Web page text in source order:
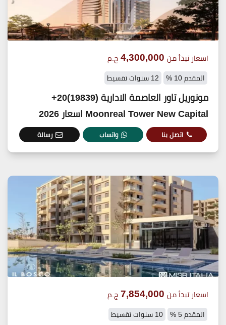
اسعار تبدأ من 4,300,000 ج.م
المقدم 10 % 12 سنوات تقسيط
مونوريل تاور العاصمة الادارية (19839)20+
Moonreal Tower New Capital اسعار 2026
اتصل بنا واتساب رسالة
اسعار تبدأ من 7,854,000 ج.م
المقدم 5 % 10 سنوات تقسيط